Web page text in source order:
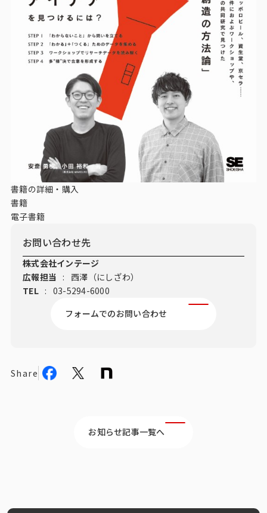
書籍の詳細・購入
書籍
電子書籍
お問い合わせ先
株式会社インテージ
広報担当 :
西澤（にしざわ）
TEL : 03-5294-6000
フォームでのお問い合わせ
Share
お知らせ記事一覧へ